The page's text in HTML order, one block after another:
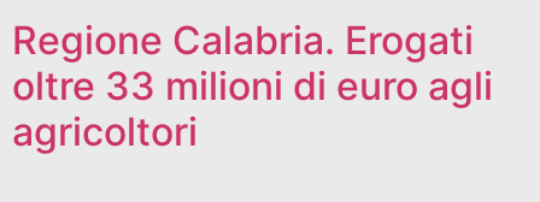
Regione Calabria. Erogati
oltre 33 milioni di euro agli
agricoltori